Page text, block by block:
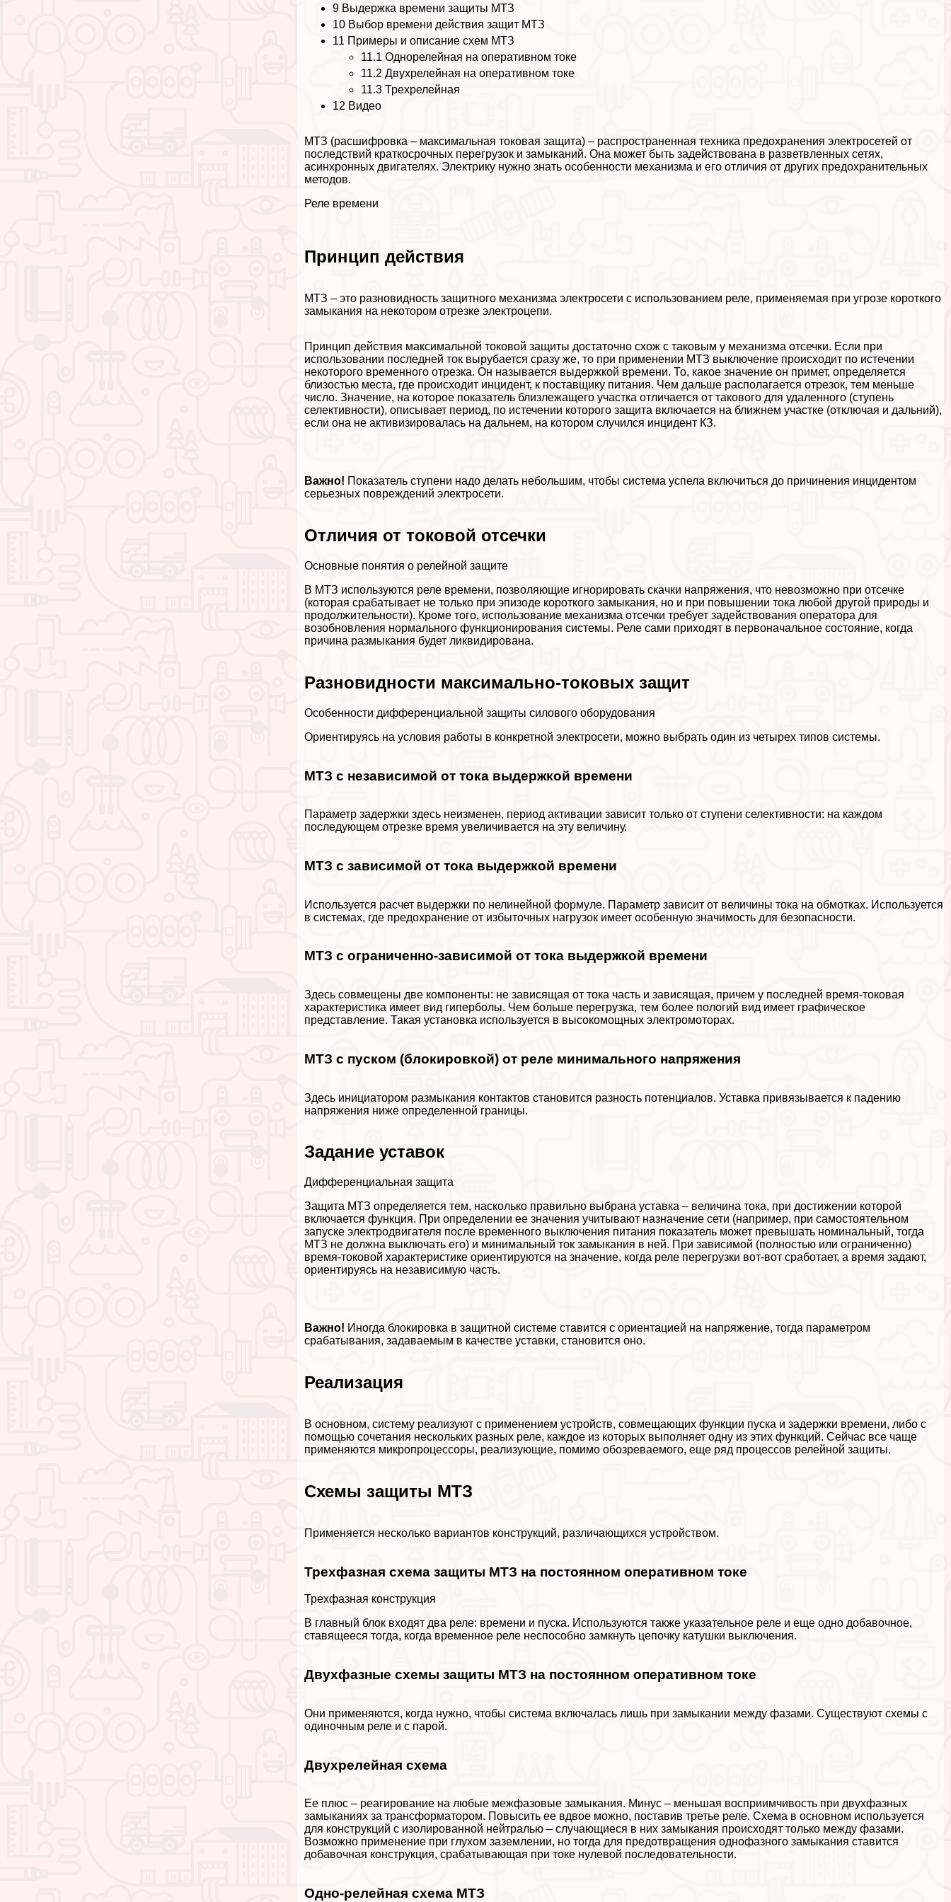
9 Выдержка времени защиты МТЗ
10 Выбор времени действия защит МТЗ
11 Примеры и описание схем МТЗ
11.1 Однорелейная на оперативном токе
11.2 Двухрелейная на оперативном токе
11.3 Трехрелейная
12 Видео
МТЗ (расшифровка – максимальная токовая защита) – распространенная техника пpeдoxpaнения электросетей от
последствий краткосрочных перегрузок и замыканий. Она может быть задействована в разветвленных сетях,
асинхронных двигателях. Электрику нужно знать особенности механизма и его отличия от других пpeдoxpaнительных
методов.
Реле времени
Принцип действия
МТЗ – это разновидность защитного механизма электросети с использованием реле, применяемая при угрозе короткого
замыкания на некотором отрезке электроцепи.
Принцип действия максимальной токовой защиты достаточно схож с таковым у механизма отсечки. Если при
использовании последней ток вырубается сразу же, то при применении МТЗ выключение происходит по истечении
некоторого временного отрезка. Он называется выдержкой времени. То, какое значение он примет, определяется
близостью места, где происходит инцидент, к поставщику питания. Чем дальше располагается отрезок, тем меньше
число. Значение, на которое показатель близлежащего участка отличается от такового для удаленного (ступень
селективности), описывает период, по истечении которого защита включается на ближнем участке (отключая и дальний),
если она не активизировалась на дальнем, на котором случился инцидент КЗ.
Важно! Показатель ступени надо делать небольшим, чтобы система успела включиться до причинения инцидентом
серьезных повреждений электросети.
Отличия от токовой отсечки
Основные понятия о релейной защите
В МТЗ используются реле времени, позволяющие игнорировать скачки напряжения, что невозможно при отсечке
(которая сpaбатывает не только при эпизоде короткого замыкания, но и при повышении тока любой другой природы и
продолжительности). Кроме того, использование механизма отсечки требует задействования оператора для
возобновления нормального функционирования системы. Реле сами приходят в первоначальное состояние, когда
причина размыкания будет ликвидирована.
Разновидности максимально-токовых защит
Особенности дифференциальной защиты силового оборудования
Ориентируясь на условия работы в конкретной электросети, можно выбрать один из четырех типов системы.
МТЗ с независимой от тока выдержкой времени
Параметр задержки здесь неизменен, период активации зависит только от ступени селективности: на каждом
последующем отрезке время увеличивается на эту величину.
МТЗ с зависимой от тока выдержкой времени
Используется расчет выдержки по нелинейной формуле. Параметр зависит от величины тока на обмотках. Используется
в системах, где пpeдoxpaнение от избыточных нагрузок имеет особенную значимость для безопасности.
МТЗ с ограниченно-зависимой от тока выдержкой времени
Здесь совмещены две компоненты: не зависящая от тока часть и зависящая, причем у последней время-токовая
хаpaктеристика имеет вид гиперболы. Чем больше перегрузка, тем более пологий вид имеет графическое
представление. Такая установка используется в высокомощных электромоторах.
МТЗ с пуском (блокировкой) от реле минимального напряжения
Здесь инициатором размыкания контактов становится разность потенциалов. Уставка привязывается к падению
напряжения ниже определенной границы.
Задание уставок
Дифференциальная защита
Защита МТЗ определяется тем, насколько правильно выбрана уставка – величина тока, при достижении которой
включается функция. При определении ее значения учитывают назначение сети (например, при самостоятельном
запуске электродвигателя после временного выключения питания показатель может превышать номинальный, тогда
МТЗ не должна выключать его) и минимальный ток замыкания в ней. При зависимой (полностью или ограниченно)
время-токовой хаpaктеристике ориентируются на значение, когда реле перегрузки вот-вот сработает, а время задают,
ориентируясь на независимую часть.
Важно! Иногда блокировка в защитной системе ставится с ориентацией на напряжение, тогда параметром
сpaбатывания, задаваемым в качестве уставки, становится оно.
Реализация
В основном, систему реализуют с применением устройств, совмещающих функции пуска и задержки времени, либо с
помощью сочетания нескольких разных реле, каждое из которых выполняет одну из этих функций. Сейчас все чаще
применяются микропроцессоры, реализующие, помимо обозреваемого, еще ряд процессов релейной защиты.
Схемы защиты МТЗ
Применяется несколько вариантов конструкций, различающихся устройством.
Трехфазная схема защиты МТЗ на постоянном оперативном токе
Трехфазная конструкция
В главный блок входят два реле: времени и пуска. Используются также указательное реле и еще одно добавочное,
ставящееся тогда, когда временное реле неспособно замкнуть цепочку катушки выключения.
Двухфазные схемы защиты МТЗ на постоянном оперативном токе
Они применяются, когда нужно, чтобы система включалась лишь при замыкании между фазами. Существуют схемы с
одиночным реле и с парой.
Двухрелейная схема
Ее плюс – реагирование на любые межфазовые замыкания. Минус – меньшая восприимчивость при двухфазных
замыканиях за трaнcформатором. Повысить ее вдвое можно, поставив третье реле. Схема в основном используется
для конструкций с изолированной нейтралью – случающиеся в них замыкания происходят только между фазами.
Возможно применение при глухом заземлении, но тогда для предотвращения однофазного замыкания ставится
добавочная конструкция, сpaбатывающая при токе нулевой последовательности.
Одно-релейная схема МТЗ